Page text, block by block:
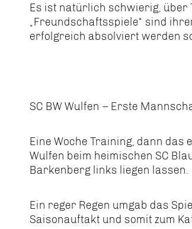
Es ist natürlich schwierig, über
„Freundschaftsspiele“ sind
erfolgreich absolviert werden
SC BW Wulfen – Erste
Eine Woche Training, dann
Wulfen beim heimischen SC
Barkenberg links liegen lassen.
Ein reger Regen umgab das
Saisonauftakt und somit zum